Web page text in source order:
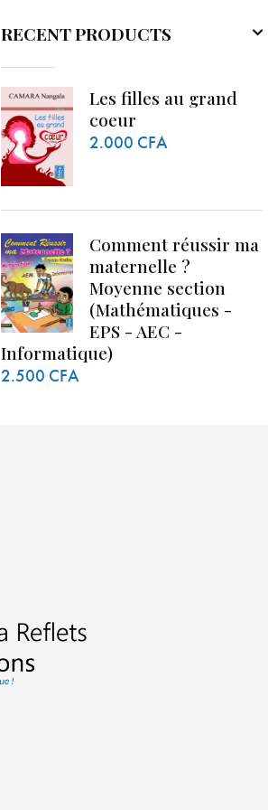
RECENT PRODUCTS
Les filles au grand
coeur
2.000 CFA
Comment réussir ma
maternelle ?
Moyenne section
(Mathématiques -
EPS - AEC -
Informatique)
2.500 CFA